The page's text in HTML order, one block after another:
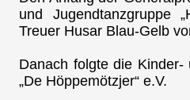
und Jugendtanzgruppe
Treuer Husar Blau-Gelb
Danach folgte die Kinder-
„De Höppemötzjer“ e.V.